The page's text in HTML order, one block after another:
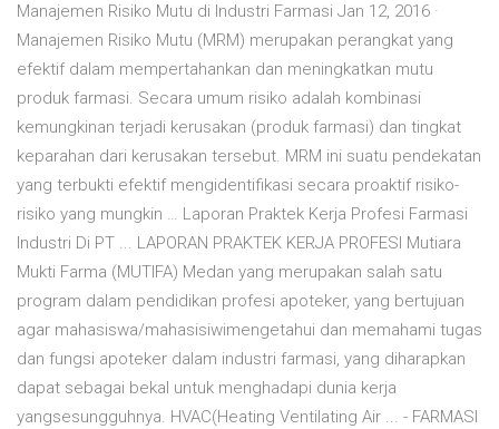
Manajemen Risiko Mutu di Industri Farmasi Jan 12, 2016 ·
Manajemen Risiko Mutu (MRM) merupakan perangkat yang
efektif dalam mempertahankan dan meningkatkan mutu
produk farmasi. Secara umum risiko adalah kombinasi
kemungkinan terjadi kerusakan (produk farmasi) dan tingkat
keparahan dari kerusakan tersebut. MRM ini suatu pendekatan
yang terbukti efektif mengidentifikasi secara proaktif risiko-
risiko yang mungkin … Laporan Praktek Kerja Profesi Farmasi
Industri Di PT ... LAPORAN PRAKTEK KERJA PROFESI Mutiara
Mukti Farma (MUTIFA) Medan yang merupakan salah satu
program dalam pendidikan profesi apoteker, yang bertujuan
agar mahasiswa/mahasisiwimengetahui dan memahami tugas
dan fungsi apoteker dalam industri farmasi, yang diharapkan
dapat sebagai bekal untuk menghadapi dunia kerja
yangsesungguhnya. HVAC(Heating Ventilating Air ... - FARMASI